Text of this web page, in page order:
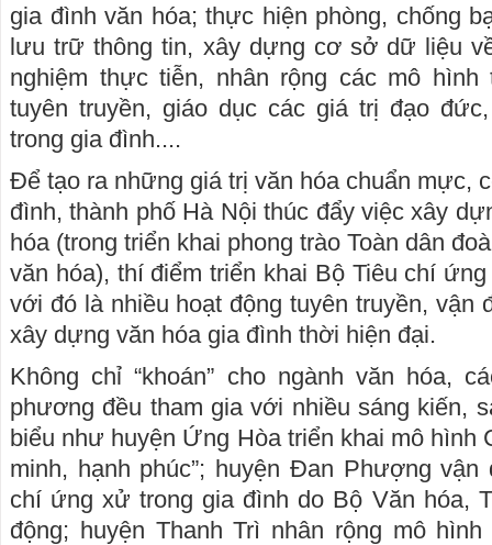
gia đình văn hóa; thực hiện phòng, chống
lưu trữ thông tin, xây dựng cơ sở dữ liệu
nghiệm thực tiễn, nhân rộng các mô hình
tuyên truyền, giáo dục các giá trị đạo
trong gia đình....
Để tạo ra những giá trị văn hóa chuẩn mực,
đình, thành phố Hà Nội thúc đẩy việc xây
hóa (trong triển khai phong trào Toàn dân
văn hóa), thí điểm triển khai Bộ Tiêu chí
với đó là nhiều hoạt động tuyên truyền, vận
xây dựng văn hóa gia đình thời hiện đại.
Không chỉ “khoán” cho ngành văn hóa,
phương đều tham gia với nhiều sáng kiến,
biểu như huyện Ứng Hòa triển khai mô hình
minh, hạnh phúc”; huyện Đan Phượng
chí ứng xử trong gia đình do Bộ Văn hóa,
động; huyện Thanh Trì nhân rộng mô